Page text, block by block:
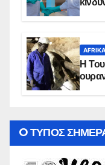
Η
O ΤΥΠΟΣ